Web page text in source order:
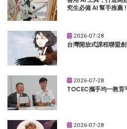
究生必備 AI 幫手推
2026-07-28
台灣開放式課程聯盟
2026-07-28
TOCEC攜手均一教育
2026-07-28